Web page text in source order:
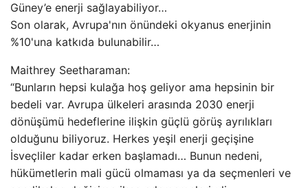
Güney’e enerji sağlayabiliyor…
Son olarak, Avrupa'nın önündeki okyanus enerjinin
%10'una katkıda bulunabilir…
Maithrey Seetharaman:
“Bunların hepsi kulağa hoş geliyor ama hepsinin bir
bedeli var. Avrupa ülkeleri arasında 2030 enerji
dönüşümü hedeflerine ilişkin güçlü görüş ayrılıkları
olduğunu biliyoruz. Herkes yeşil enerji geçişine
İsveçliler kadar erken başlamadı… Bunun nedeni,
hükümetlerin mali gücü olmaması ya da seçmenleri ve